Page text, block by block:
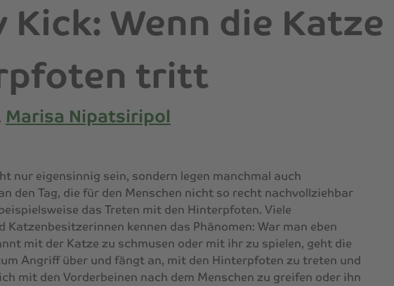
Kick: Wenn die
tritt
Marisa Nipatsiripol
nur eigensinnig sein, sondern legen manchmal auch
den Tag, die für den Menschen nicht so recht nachvollziehbar
das Treten mit den Hinterpfoten. Viele
Katzenbesitzerinnen kennen das Phänomen: War man eben
mit der Katze zu schmusen oder mit ihr zu spielen, geht die
Angriff über und fängt an, mit den Hinterpfoten zu treten und
mit den Vorderbeinen nach dem Menschen zu greifen oder ihn